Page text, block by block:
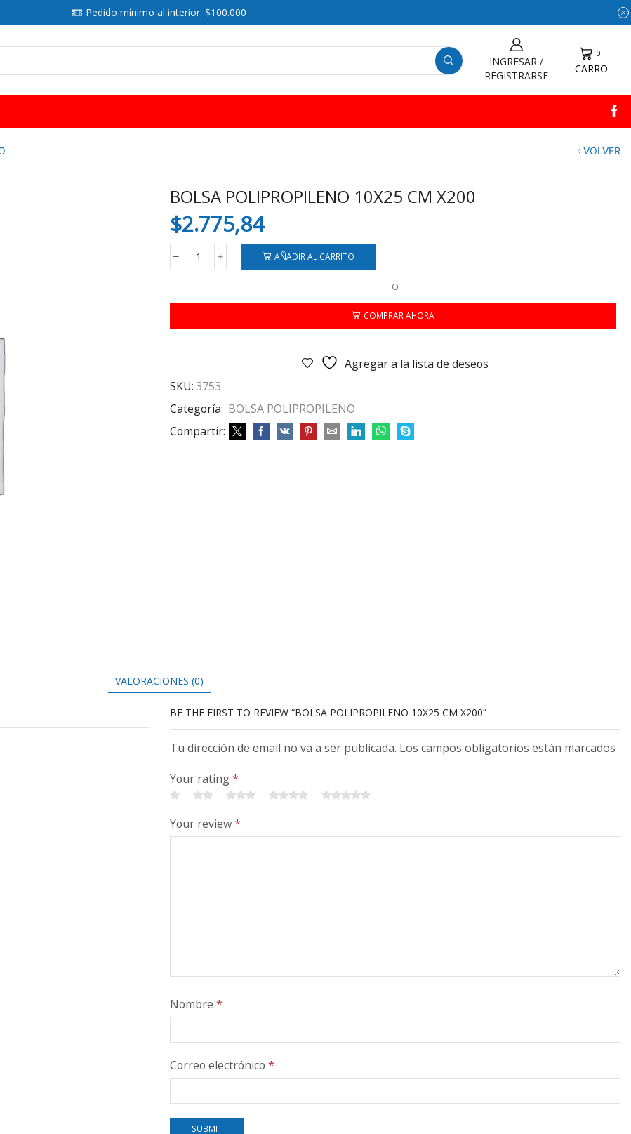
Pedido mínimo al interior: $100.000
INGRESAR /
REGISTRARSE
0
CARRO
VOLVER
BOLSA POLIPROPILENO 10X25 CM X200
$2.775,84
BOLSA
CM
cantidad
AÑADIR AL CARRITO
O
COMPRAR AHORA
Agregar a la lista de deseos
SKU:3753
Categoría: BOLSA POLIPROPILENO
Compartir:
VALORACIONES (0)
BE THE FIRST TO REVIEW “BOLSA POLIPROPILENO 10X25 CM X200”
Tu dirección de email no va a ser publicada. Los campos obligatorios están marcados
Your rating*
Your review*
Nombre *
Correo electrónico *